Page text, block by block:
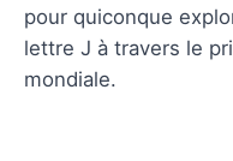
pour quiconque
lettre J à travers le
mondiale.